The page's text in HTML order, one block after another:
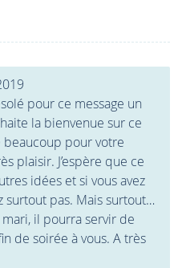
pour ce message un
la bienvenue sur ce
beaucoup pour votre
plaisir. J’espère que ce
idées et si vous avez
surtout pas. Mais surtout…
il pourra servir de
de soirée à vous. A très